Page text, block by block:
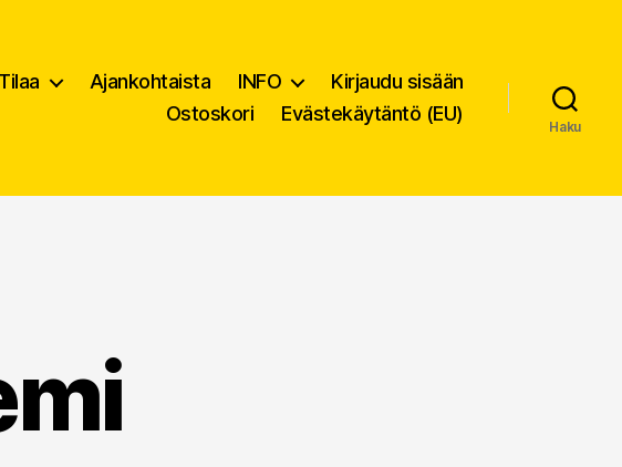
Tilaa Ajankohtaista INFO
Kirjaudu sisään
Ostoskori
Evästekäytäntö (EU)
Haku